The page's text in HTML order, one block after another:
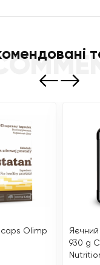
Olimp
Яєчний
930 g